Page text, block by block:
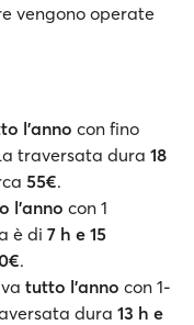
vengono operate
l'anno con fino
traversata dura 18
55€.
l'anno con 1
è di 7 h e 15
.
tutto l'anno con 1-
dura 13 h e